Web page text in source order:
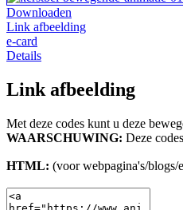
Downloaden
Link afbeelding
e-card
Details
Link afbeelding
Met deze codes kunt u deze
WAARSCHUWING: Deze
HTML: (voor webpagina's/blogs/